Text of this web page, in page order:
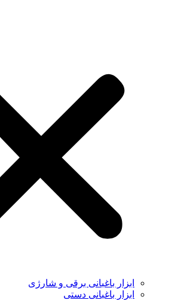
ابزار باغبانی برقی و شارژی
ابزار باغبانی دستی